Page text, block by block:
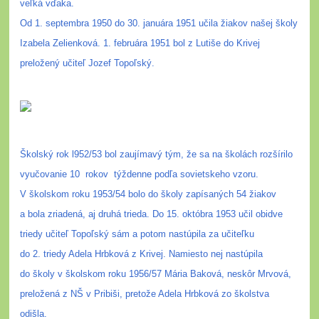
veľká vďaka.
Od 1. septembra 1950 do 30. januára 1951 učila žiakov našej školy
Izabela Zelienková. 1. februára 1951 bol z Lutiše do Krivej
preložený učiteľ Jozef Topoľský.
Školský rok l952/53 bol zaujímavý tým, že sa na školách rozšírilo
vyučovanie 10 rokov týždenne podľa sovietskeho vzoru.
V školskom roku 1953/54 bolo do školy zapísaných 54 žiakov
a bola zriadená, aj druhá trieda. Do 15. októbra 1953 učil obidve
triedy učiteľ Topoľský sám a potom nastúpila za učiteľku
do 2. triedy Adela Hrbková z Krivej. Namiesto nej nastúpila
do školy v školskom roku 1956/57 Mária Baková, neskôr Mrvová,
preložená z NŠ v Pribiši, pretože Adela Hrbková zo školstva
odišla.